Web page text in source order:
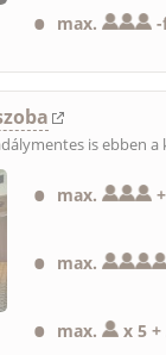
max. -
is ebben a
max. +
max.
max. x 5 +